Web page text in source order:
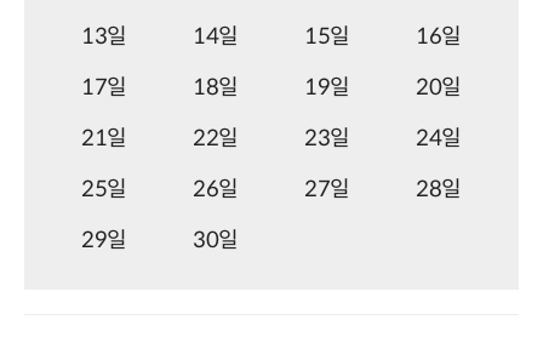
13일
14일 15일
16일
17일
18일 19일
20일
21일
22일 23일
24일
25일
26일 27일
28일
29일
30일